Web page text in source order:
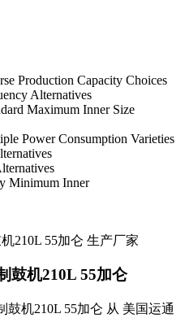
Production Capacity Choices
Alternatives
Maximum Inner Size
Power Consumption Varieties
Minimum Inner
鼓机210L 55加仑
鼓机210L 55加仑 从 美国运通